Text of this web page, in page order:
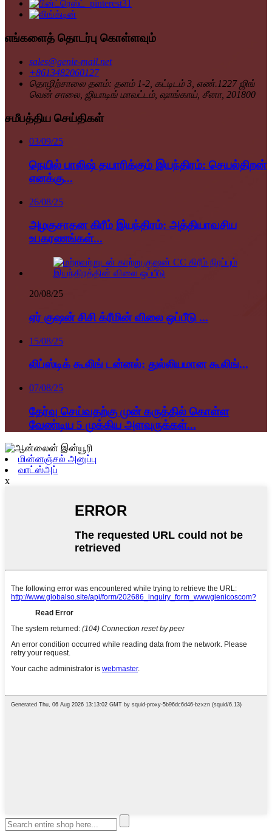
எங்களைத் தொடர்பு கொள்ளவும்
sales@genie-mail.net
+8613482060127
தொழிற்சாலை தளம்: தளம் 1-2, கட்டிடம் 3, எண்.1227 ஜிங்
வென் சாலை, ஜியாடிங் மாவட்டம், ஷாங்காய், சீனா, 201800
சமீபத்திய செய்திகள்
03/09/25
நெயில் பாலிஷ் தயாரிக்கும் இயந்திரம்: செயல்திறன்
எனக்கு...
26/08/25
அழகுசாதன கிரீம் இயந்திரம்: அத்தியாவசிய
உபகரணங்கள்...
20/08/25
ஏர் குஷன் சிசி க்ரீமின் விலை ஒப்பீடு ...
15/08/25
லிப்ஸ்டிக் கூலிங் டன்னல்: துல்லியமான கூலிங்...
07/08/25
தேர்வு செய்வதற்கு முன் கருத்தில் கொள்ள
வேண்டிய 5 முக்கிய அளவுருக்கள்...
மின்னஞ்சல் அனுப்பு
வாட்ஸ்அப்
x